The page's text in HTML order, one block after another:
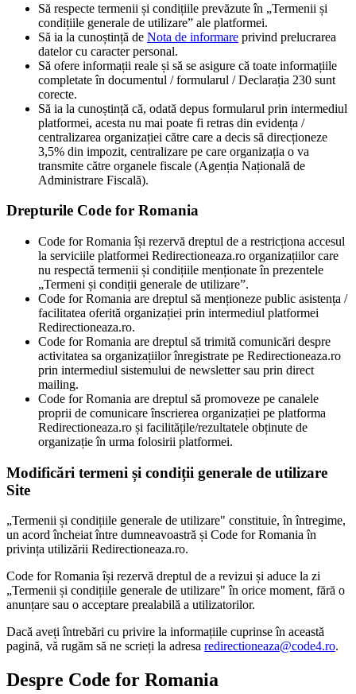
Să respecte termenii și condițiile prevăzute în „Termenii și
condițiile generale de utilizare” ale platformei.
Să ia la cunoștință de Nota de informare privind prelucrarea
datelor cu caracter personal.
Să ofere informații reale și să se asigure că toate informațiile
completate în documentul / formularul / Declarația 230 sunt
corecte.
Să ia la cunoștință că, odată depus formularul prin intermediul
platformei, acesta nu mai poate fi retras din evidența /
centralizarea organizației către care a decis să direcționeze
3,5% din impozit, centralizare pe care organizația o va
transmite către organele fiscale (Agenția Națională de
Administrare Fiscală).
Drepturile Code for Romania
Code for Romania își rezervă dreptul de a restricționa accesul
la serviciile platformei Redirectioneaza.ro organizațiilor care
nu respectă termenii și condițiile menționate în prezentele
„Termeni și condiții generale de utilizare”.
Code for Romania are dreptul să menționeze public asistența /
facilitatea oferită organizației prin intermediul platformei
Redirectioneaza.ro.
Code for Romania are dreptul să trimită comunicări despre
activitatea sa organizațiilor înregistrate pe Redirectioneaza.ro
prin intermediul sistemului de newsletter sau prin direct
mailing.
Code for Romania are dreptul să promoveze pe canalele
proprii de comunicare înscrierea organizației pe platforma
Redirectioneaza.ro și facilitățile/rezultatele obținute de
organizație în urma folosirii platformei.
Modificări termeni și condiții generale de utilizare
Site
„Termenii și condițiile generale de utilizare" constituie, în întregime,
un acord încheiat între dumneavoastră și Code for Romania în
privința utilizării Redirectioneaza.ro.
Code for Romania își rezervă dreptul de a revizui și aduce la zi
„Termenii și condițiile generale de utilizare" în orice moment, fără o
anunțare sau o acceptare prealabilă a utilizatorilor.
Dacă aveți întrebări cu privire la informațiile cuprinse în această
pagină, vă rugăm să ne scrieți la adresa redirectioneaza@code4.ro.
Despre Code for Romania